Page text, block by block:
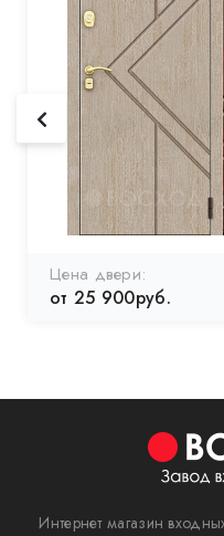
Цена двери:
от 25 900руб.
Интернет магазин